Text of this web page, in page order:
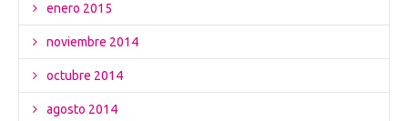
enero 2015
noviembre 2014
octubre 2014
agosto 2014